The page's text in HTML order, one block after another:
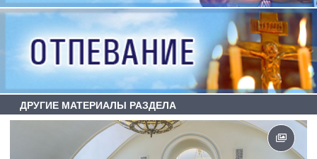
ДРУГИЕ МАТЕРИАЛЫ РАЗДЕЛА